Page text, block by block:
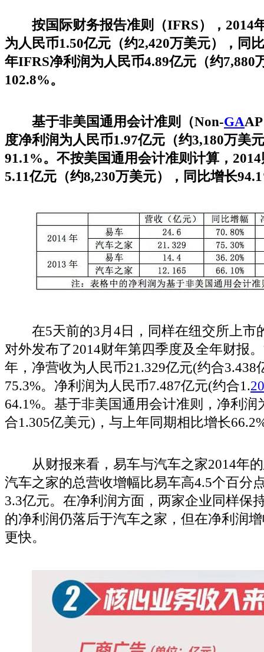
按国际财务报告准则（IFRS），2014
为人民币1.50亿元（约2,420万美元），同
年IFRS净利润为人民币4.89亿元（约7,880
102.8%。
基于非美国通用会计准则（Non-GA
度净利润为人民币1.97亿元（约3,180万美
91.1%。不按美国通用会计准则计算，
5.11亿元（约8,230万美元），同比增长
在5天前的3月4日，同样在纽交所上市
对外发布了2014财年第四季度及全年财报
年，净营收为人民币21.329亿元(约合3.438
75.3%。净利润为人民币7.487亿元(约合1.
64.1%。基于非美国通用会计准则，净利润
合1.305亿美元)，与上年同期相比增长
从财报来看，易车与汽车之家2014年的
汽车之家的总营收增幅比易车高4.5个百分
3.3亿元。在净利润方面，两家企业同样保
的净利润仍落后于汽车之家，但在净利润
更快。